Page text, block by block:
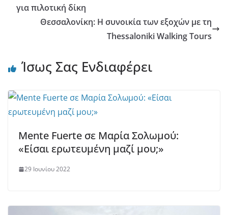
για πιλοτική δίκη
Θεσσαλονίκη: Η συνοικία των εξοχών με τη
Thessaloniki Walking Tours
Ίσως Σας Ενδιαφέρει
Mente Fuerte σε Μαρία Σολωμού:
«Είσαι ερωτευμένη μαζί μου;»
29 Ιουνίου 2022